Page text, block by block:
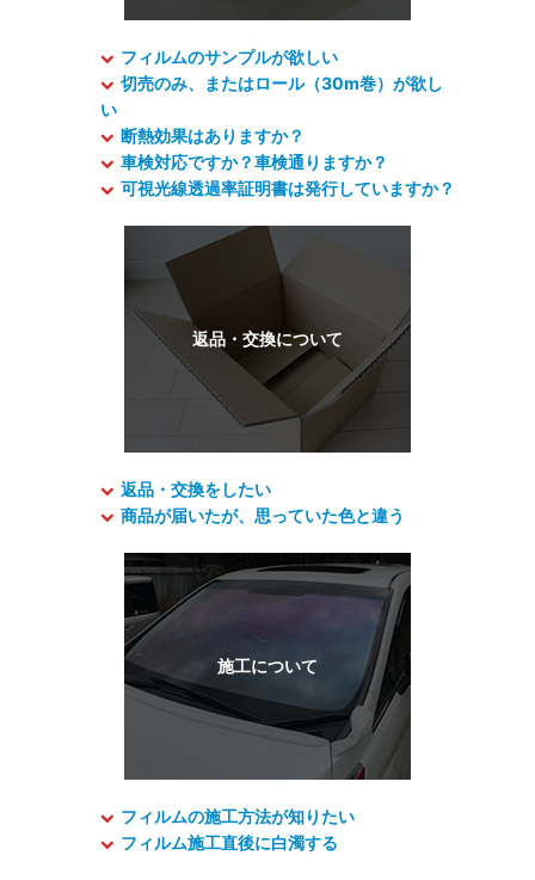
フィルムのサンプルが欲しい
切売のみ、またはロール（30m巻）が欲し
い
断熱効果はありますか？
車検対応ですか？車検通りますか？
可視光線透過率証明書は発行していますか？
返品・交換をしたい
商品が届いたが、思っていた色と違う
フィルムの施工方法が知りたい
フィルム施工直後に白濁する